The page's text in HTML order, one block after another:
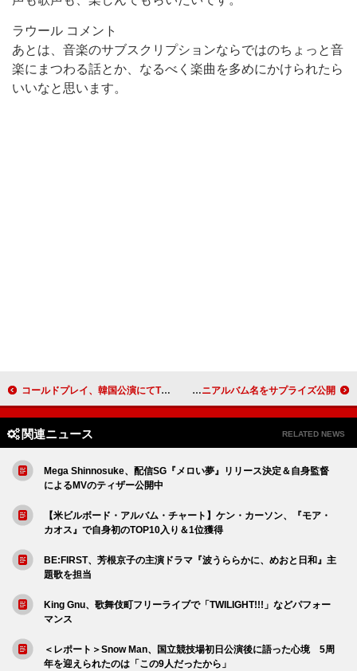
ラウール コメント
あとは、音楽のサブスクリプションならではのちょっと音
楽にまつわる話とか、なるべく楽曲を多めにかけられたら
いいなと思います。
コールドプレイ、韓国公演にてTWICEとの共演パフォーマンス披露 ENHYPEN、6枚目のミニアルバム名をサプライズ公開
関連ニュース RELATED NEWS
Mega Shinnosuke、配信SG『メロい夢』リリース決定＆自身監督
によるMVのティザー公開中
【米ビルボード・アルバム・チャート】ケン・カーソン、『モア・
カオス』で自身初のTOP10入り＆1位獲得
BE:FIRST、芳根京子の主演ドラマ『波うららかに、めおと日和』主
題歌を担当
King Gnu、歌舞伎町フリーライブで「TWILIGHT!!!」などパフォー
マンス
＜レポート＞Snow Man、国立競技場初日公演後に語った心境 5周
年を迎えられたのは「この9人だったから」